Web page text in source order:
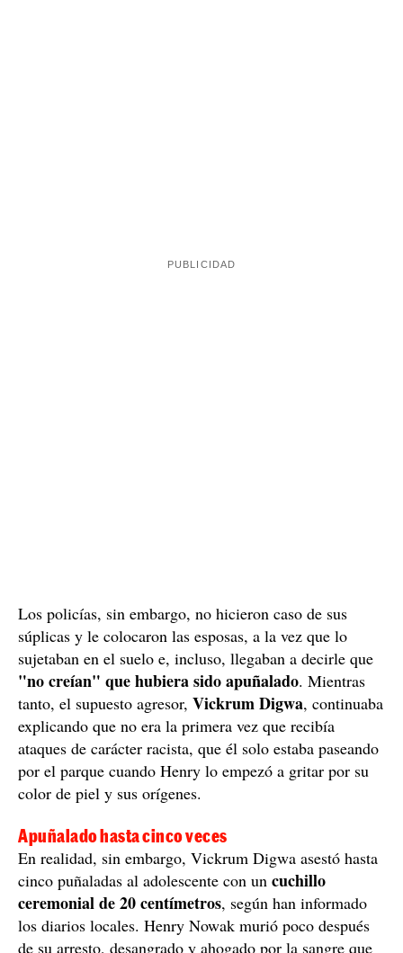
Los policías, sin embargo, no hicieron caso de sus
súplicas y le colocaron las esposas, a la vez que lo
sujetaban en el suelo e, incluso, llegaban a decirle que
"no creían" que hubiera sido apuñalado. Mientras
tanto, el supuesto agresor, Vickrum Digwa, continuaba
explicando que no era la primera vez que recibía
ataques de carácter racista, que él solo estaba paseando
por el parque cuando Henry lo empezó a gritar por su
color de piel y sus orígenes.
Apuñalado hasta cinco veces
En realidad, sin embargo, Vickrum Digwa asestó hasta
cinco puñaladas al adolescente con un cuchillo
ceremonial de 20 centímetros, según han informado
los diarios locales. Henry Nowak murió poco después
de su arresto, desangrado y ahogado por la sangre que